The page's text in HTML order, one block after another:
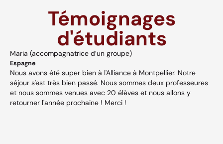
Témoignages
d'étudiants
Maria (accompagnatrice d’un groupe)
Espagne
Nous avons été super bien à l'Alliance à Montpellier. Notre
séjour s'est très bien passé. Nous sommes deux professeures
et nous sommes venues avec 20 élèves et nous allons y
retourner l'année prochaine ! Merci !